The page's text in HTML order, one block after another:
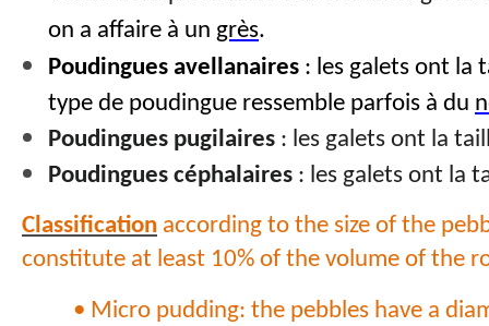
on a affaire à un grès.
Poudingues avellanaires : les galets ont la
type de poudingue ressemble parfois à du
Poudingues pugilaires : les galets ont la
Poudingues céphalaires : les galets ont la
Classification according to the size of the
constitute at least 10% of the volume of the
• Micro pudding: the pebbles have a